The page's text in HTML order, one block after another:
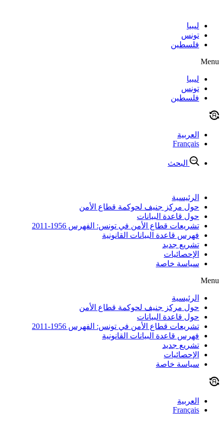
contentليبيا
تونس
فلسطين
Menu
ليبيا
تونس
فلسطين
العربية
Français
البحث
الرئيسية
حول مركز جنيف لحوكمة قطاع الأمن
حول قاعدة البيانات
تشريعات قطاع الأمن في تونس: الفهرس 1956-2011
فهرس قاعدة البيانات القانونية
تشريع جديد
الإحصائيات
سياسة خاصة
Menu
الرئيسية
حول مركز جنيف لحوكمة قطاع الأمن
حول قاعدة البيانات
تشريعات قطاع الأمن في تونس: الفهرس 1956-2011
فهرس قاعدة البيانات القانونية
تشريع جديد
الإحصائيات
سياسة خاصة
العربية
Français